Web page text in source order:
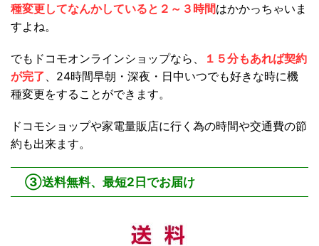
種変更してなんかしていると２～３時間はかかっちゃいま
すよね。
でもドコモオンラインショップなら、
１５分もあれば契約
が完了 、24時間早朝・深夜・日中いつでも好きな時に機
種変更をすることができます。
ドコモショップや家電量販店に行く為の時間や交通費の節
約も出来ます。
③送料無料、最短2日でお届け